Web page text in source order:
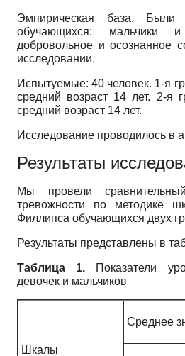
Эмпирическая база.
обучающихся: мальчики
добровольное и осознанное
исследовании.
Испытуемые: 40 человек. 1-я
средний возраст 14 лет. 2-я
средний возраст 14 лет.
Исследование проводилось в
Результаты
Мы провели
тревожности по методике
Филлипса обучающихся двух
Результаты представлены в
Таблица 1. Показатели
девочек и мальчиков
Шкалы
Среднее